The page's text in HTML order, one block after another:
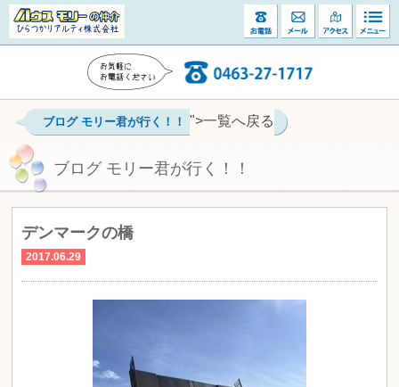
ブログ モリー君が行く！！ ">一覧へ戻る
ブログ モリー君が行く！！
デンマークの橋
2017.06.29